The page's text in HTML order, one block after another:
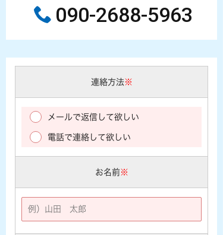
090-2688-5963
連絡方法※
メールで返信して欲しい
電話で連絡して欲しい
お名前※